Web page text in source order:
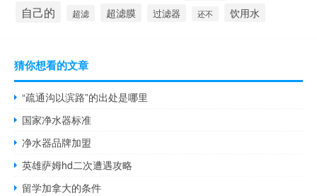
自己的 超滤 超滤膜 过滤器 还不 饮用水
猜你想看的文章
“疏通沟以滨路”的出处是哪里
国家净水器标准
净水器品牌加盟
英雄萨姆hd二次遭遇攻略
留学加拿大的条件